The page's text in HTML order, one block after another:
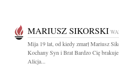
MARIUSZ SIKORSKI
Mija 19 lat, od kiedy zmarł Mariusz
Kochany Syn i Brat Bardzo Cię brakuje
Alicja...